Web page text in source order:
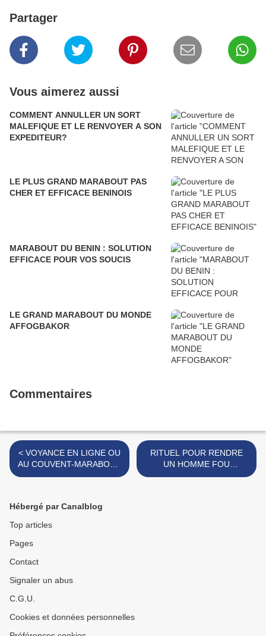
Partager
Vous aimerez aussi
COMMENT ANNULLER UN SORT
MALEFIQUE ET LE RENVOYER A SON
EXPEDITEUR?
LE PLUS GRAND MARABOUT PAS
CHER ET EFFICACE BENINOIS
MARABOUT DU BENIN : SOLUTION
EFFICACE POUR VOS SOUCIS
LE GRAND MARABOUT DU MONDE
AFFOGBAKOR
Commentaires
< VOYANCE EN LIGNE OU
AU COUVENT-MARABOUT
VOYANT EN FRANCE
RITUEL POUR RENDRE
UN HOMME FOU
AMOUREUX EN FRANCE-
Hébergé par Canalblog
Top articles
Pages
Contact
Signaler un abus
C.G.U.
Cookies et données personnelles